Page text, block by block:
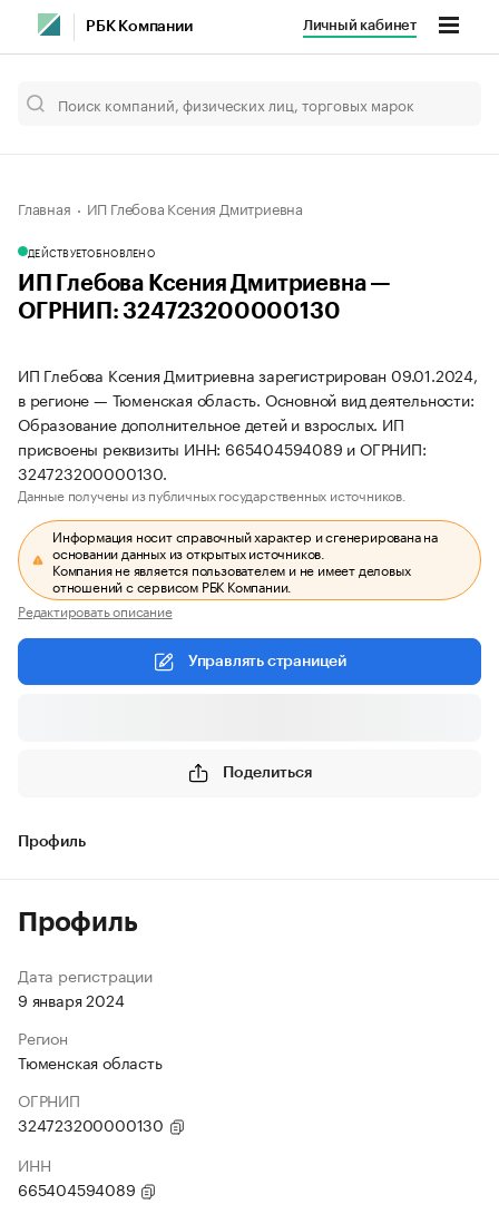
РБК Компании Личный кабинет
Главная ИП Глебова Ксения Дмитриевна
ДЕЙСТВУЕТОБНОВЛЕНО
ИП Глебова Ксения Дмитриевна —
ОГРНИП: 324723200000130
ИП Глебова Ксения Дмитриевна зарегистрирован 09.01.2024,
в регионе — Тюменская область. Основной вид деятельности:
Образование дополнительное детей и взрослых. ИП
присвоены реквизиты ИНН: 665404594089 и ОГРНИП:
324723200000130.
Данные получены из публичных государственных источников.
Информация носит справочный характер и сгенерирована на
основании данных из открытых источников.
Компания не является пользователем и не имеет деловых
отношений с сервисом РБК Компании.
Редактировать описание
Управлять страницей
Поделиться
Профиль
Профиль
Дата регистрации
9 января 2024
Регион
Тюменская область
ОГРНИП
324723200000130
ИНН
665404594089